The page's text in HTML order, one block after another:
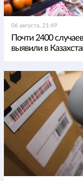
06 августа, 21:49
Почти 2400
выявили в